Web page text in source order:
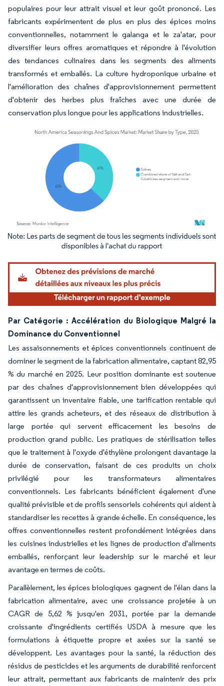
populaires pour leur attrait visuel et leur goût prononcé. Les
fabricants expérimentent de plus en plus des épices moins
conventionnelles, notamment le galanga et le za'atar, pour
diversifier leurs offres aromatiques et répondre à l'évolution
des tendances culinaires dans les segments des aliments
transformés et emballés. La culture hydroponique urbaine et
l'amélioration des chaînes d'approvisionnement permettent
d'obtenir des herbes plus fraîches avec une durée de
conservation plus longue pour les applications industrielles.
Image © Mordor Intelligence. La réutilisation nécessite une attribution sous CC BY
Par Catégorie : Accélération du Biologique Malgré la
Dominance du Conventionnel
Les assaisonnements et épices conventionnels continuent de
dominer le segment de la fabrication alimentaire, captant 82,95
% du marché en 2025. Leur position dominante est soutenue
par des chaînes d'approvisionnement bien développées qui
garantissent un inventaire fiable, une tarification rentable qui
attire les grands acheteurs, et des réseaux de distribution à
large portée qui servent efficacement les besoins de
production grand public. Les pratiques de stérilisation telles
que le traitement à l'oxyde d'éthylène prolongent davantage la
durée de conservation, faisant de ces produits un choix
privilégié pour les transformateurs alimentaires
conventionnels. Les fabricants bénéficient également d'une
qualité prévisible et de profils sensoriels cohérents qui aident à
standardiser les recettes à grande échelle. En conséquence, les
offres conventionnelles restent profondément intégrées dans
les cuisines industrielles et les lignes de production d'aliments
emballés, renforçant leur leadership sur le marché et leur
avantage en termes de coûts.
Parallèlement, les épices biologiques gagnent de l'élan dans la
fabrication alimentaire, avec une croissance projetée à un
CAGR de 5,62 % jusqu'en 2031, portée par la demande
croissante d'ingrédients certifiés USDA à mesure que les
formulations à étiquette propre et axées sur la santé se
développent. Les avantages pour la santé, la réduction des
résidus de pesticides et les arguments de durabilité renforcent
leur attrait, permettant aux fabricants de maintenir des prix